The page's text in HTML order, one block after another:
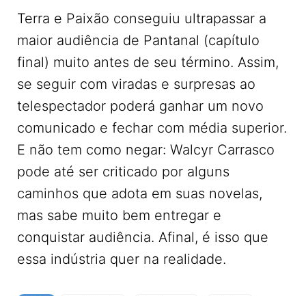
Terra e Paixão conseguiu ultrapassar a
maior audiência de Pantanal (capítulo
final) muito antes de seu término. Assim,
se seguir com viradas e surpresas ao
telespectador poderá ganhar um novo
comunicado e fechar com média superior.
E não tem como negar: Walcyr Carrasco
pode até ser criticado por alguns
caminhos que adota em suas novelas,
mas sabe muito bem entregar e
conquistar audiência. Afinal, é isso que
essa indústria quer na realidade.